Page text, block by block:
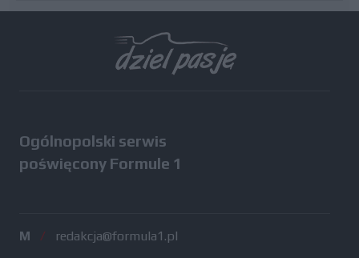
Ogólnopolski serwis
poświęcony Formule 1
M / redakcja@formula1.pl